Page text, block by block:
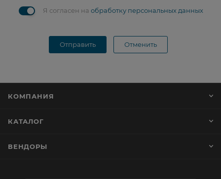
Я согласен на обработку персональных данных
Отправить Отменить
КОМПАНИЯ
КАТАЛОГ
ВЕНДОРЫ